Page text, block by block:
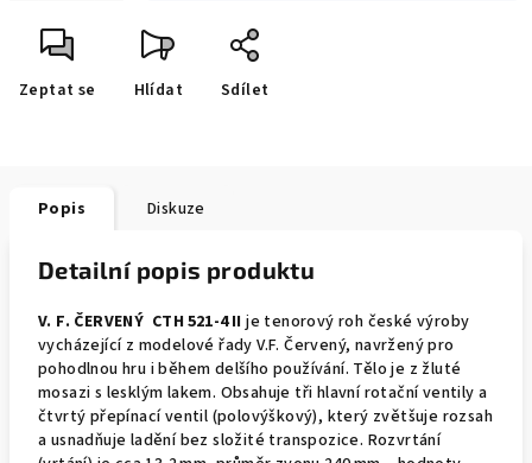
Zeptat se Hlídat Sdílet
Popis Diskuze
Detailní popis produktu
V. F. ČERVENÝ CTH 521‑4 II je tenorový roh české výroby
vycházející z modelové řady V.F. Červený, navržený pro
pohodlnou hru i během delšího používání. Tělo je z žluté
mosazi s lesklým lakem. Obsahuje tři hlavní rotační ventily a
čtvrtý přepínací ventil (polovýškový), který zvětšuje rozsah
a usnadňuje ladění bez složité transpozice. Rozvrtání